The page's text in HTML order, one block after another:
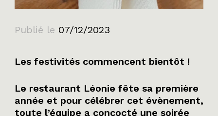
Publié le 07/12/2023
Les festivités commencent bientôt !
Le restaurant Léonie fête sa première
année et pour célébrer cet évènement,
toute l’équipe a concocté une soirée